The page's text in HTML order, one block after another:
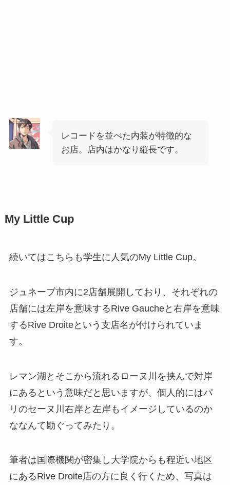
レコードを並べた内装が特徴的な
お店。店内はかなり縦長です。
My Little Cup
続いてはこちらも学生に人気のMy Little Cup。
ジュネーブ市内に2店舗展開しており、それぞれの
店舗には左岸を意味するRive Gaucheと右岸を意味
するRive Droiteという支店名が付けられていま
す。
レマン湖とそこから流れるローヌ川を挟んで対岸
にあるという意味だと思いますが、個人的にはパ
リのセーヌ川右岸と左岸もイメージしているのか
ななんて勘ぐってみたり。
筆者は国際機関が密集し大学院からも程近い地区
にあるRive Droite店の方に良く行くため、写真は